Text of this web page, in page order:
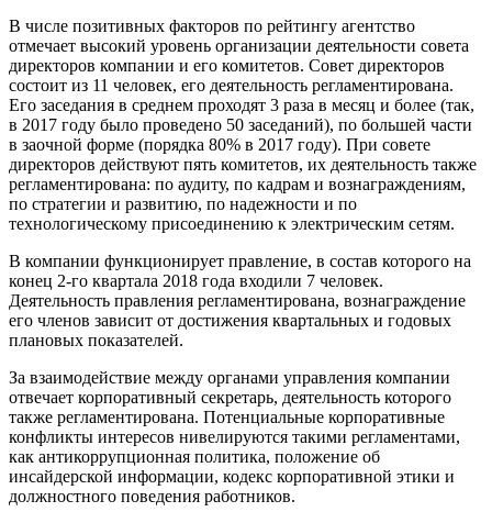
В числе позитивных факторов по рейтингу агентство
отмечает высокий уровень организации деятельности совета
директоров компании и его комитетов. Совет директоров
состоит из 11 человек, его деятельность регламентирована.
Его заседания в среднем проходят 3 раза в месяц и более (так,
в 2017 году было проведено 50 заседаний), по большей части
в заочной форме (порядка 80% в 2017 году). При совете
директоров действуют пять комитетов, их деятельность также
регламентирована: по аудиту, по кадрам и вознаграждениям,
по стратегии и развитию, по надежности и по
технологическому присоединению к электрическим сетям.
В компании функционирует правление, в состав которого на
конец 2-го квартала 2018 года входили 7 человек.
Деятельность правления регламентирована, вознаграждение
его членов зависит от достижения квартальных и годовых
плановых показателей.
За взаимодействие между органами управления компании
отвечает корпоративный секретарь, деятельность которого
также регламентирована. Потенциальные корпоративные
конфликты интересов нивелируются такими регламентами,
как антикоррупционная политика, положение об
инсайдерской информации, кодекс корпоративной этики и
должностного поведения работников.